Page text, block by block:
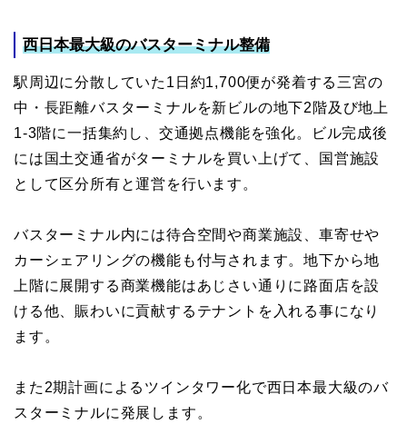
西日本最大級のバスターミナル整備
駅周辺に分散していた1日約1,700便が発着する三宮の
中・長距離バスターミナルを新ビルの地下2階及び地上
1-3階に一括集約し、交通拠点機能を強化。ビル完成後
には国土交通省がターミナルを買い上げて、国営施設
として区分所有と運営を行います。
バスターミナル内には待合空間や商業施設、車寄せや
カーシェアリングの機能も付与されます。地下から地
上階に展開する商業機能はあじさい通りに路面店を設
ける他、賑わいに貢献するテナントを入れる事になり
ます。
また2期計画によるツインタワー化で西日本最大級のバ
スターミナルに発展します。